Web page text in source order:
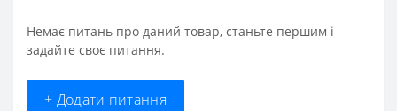
Немає питань про даний товар, станьте першим і
задайте своє питання.
+ Додати питання